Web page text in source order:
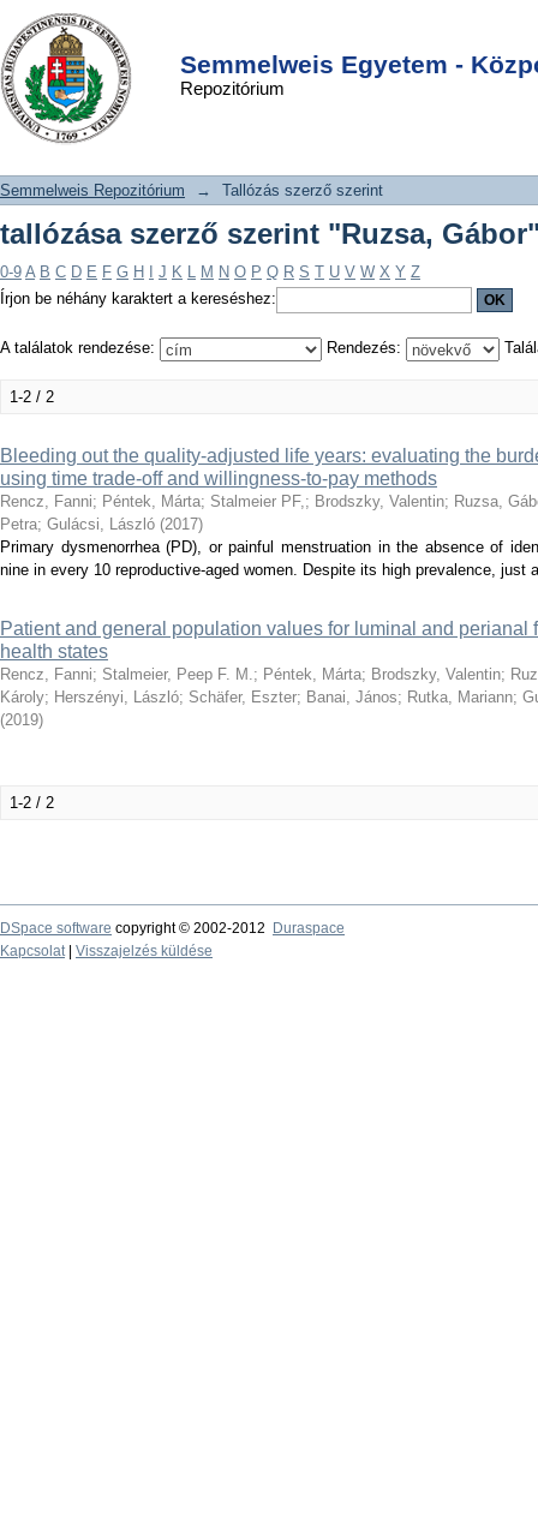
Semmelweis Egyetem -
Repozitórium
tallózása szerző szerint "Ruzsa,
Gábor"
DSpace/Manakin Repository
Semmelweis Repozitórium → Tallózás szerző szerint
tallózása szerző szerint "Ruzsa,
0-9 A B C D E F G H J K L M N O P Q R S T U V W X Y Z
Írjon be néhány karaktert a kereséshez:
A találatok rendezése: Rendezés:
1-2 / 2
Bleeding out the quality-adjusted life years: evaluating the
using time trade-off and willingness-to-pay methods
Rencz, Fanni; Péntek, Márta; Stalmeier PF,; Brodszky, Valentin; Ruzsa,
Petra; Gulácsi, László (2017)
Primary dysmenorrhea (PD), or painful menstruation in the absence of
nine in every 10 reproductive-aged women. Despite its high prevalence, just
Patient and general population values for luminal and perianal
health states
Rencz, Fanni; Stalmeier, Peep F. M.; Péntek, Márta; Brodszky, Valentin;
Károly; Herszényi, László; Schäfer, Eszter; Banai, János; Rutka, Mariann;
(2019)
1-2 / 2
DSpace software copyright © 2002-2012
Duraspace
Kapcsolat| Visszajelzés küldése